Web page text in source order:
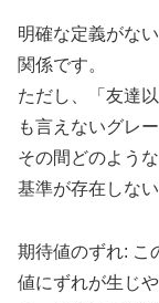
明確な定義がな
関係です。
ただし、「友達
も言えないグレ
その間どのよう
基準が存在しな
期待値のずれ: こ
値にずれが生じ